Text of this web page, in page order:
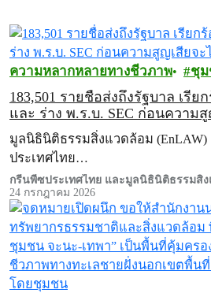
ความหลากหลายทางชีวภาพ ชุม
183,501 รายชื่อส่งถึงรัฐบาล เรี
และ ร่าง พ.ร.บ. SEC ก่อนความ
คืน
มูลนิธินิติธรรมสิ่งแวดล้อม
ประเทศไทย…
กรีนพีซประเทศไทย และมูลนิธินิติธรรมสิ่ง
24 กรกฎาคม 2026